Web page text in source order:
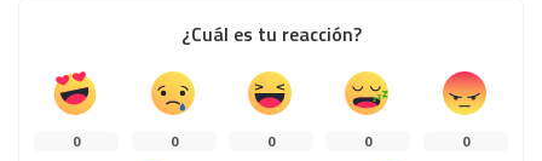
¿Cuál es tu reacción?
0 0 0 0 0